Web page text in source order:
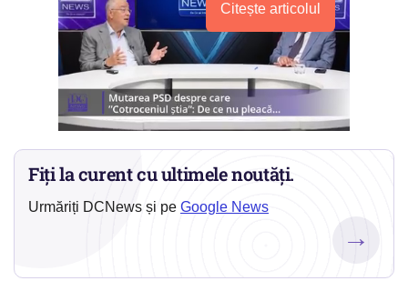
Citește articolul
Fiți la curent cu ultimele noutăți.
Urmăriți DCNews și pe Google News
→